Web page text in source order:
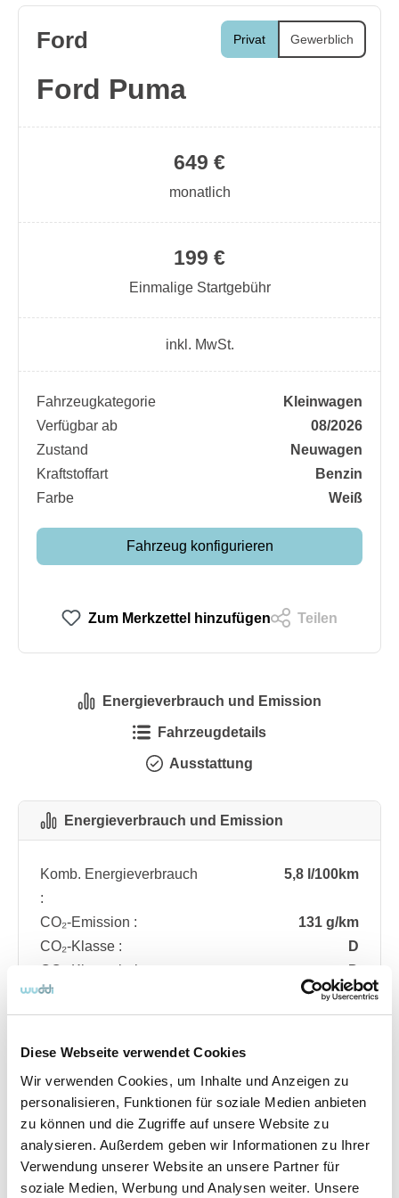
Diese Webseite verwendet Cookies
Wir verwenden Cookies, um Inhalte und Anzeigen zu
personalisieren, Funktionen für soziale Medien anbieten
zu können und die Zugriffe auf unsere Website zu
analysieren. Außerdem geben wir Informationen zu Ihrer
Verwendung unserer Website an unsere Partner für
soziale Medien, Werbung und Analysen weiter. Unsere
Privat Gewerblich
Ford
Ford Puma
199 €
Einmalige Startgebühr
649 €
monatlich
inkl. MwSt.
Fahrzeugkategorie
Kleinwagen
Verfügbar ab
08/2026
Zustand
Neuwagen
Kraftstoffart
Benzin
Farbe
Weiß
Fahrzeug konfigurieren
Zum Merkzettel hinzufügen Teilen
Energieverbrauch und Emission
Fahrzeugdetails
Ausstattung
Energieverbrauch und Emission
Komb. Energieverbrauch
:
5,8 l/100km
CO₂-Emission :
131 g/km
CO₂-Klasse :
D
CO₂-Klasse bei
entladener Batterie :
D
Fahrzeugdetails
Angebotsnummer
ABO74.969
Ausstattungslinie
ST Line
Verfügbar ab